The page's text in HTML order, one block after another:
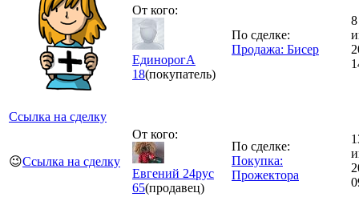
Ссылка на сделку
От кого:
ЕдинорогА
18(покупатель)
По сделке:
Продажа: Бисер
8
😉Ссылка на сделку
От кого:
Евгений 24рус
65(продавец)
По сделке:
Покупка:
Прожектора